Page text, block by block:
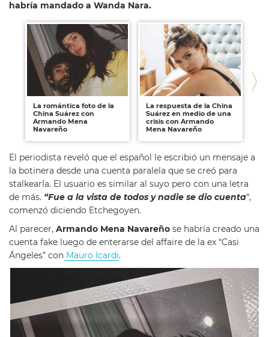
habría mandado a Wanda Nara.
La romántica foto de la
China Suárez con
Armando Mena
Navareño
La respuesta de la China
Suárez en medio de una
crisis con Armando
Mena Navareño
El periodista reveló que el español le escribió un mensaje a
la botinera desde una cuenta paralela que se creó para
stalkearla. El usuario es similar al suyo pero con una letra
de más. “Fue a la vista de todos y nadie se dio cuenta“,
comenzó diciendo Etchegoyen.
Al parecer, Armando Mena Navareño se habría creado una
cuenta fake luego de enterarse del affaire de la ex “Casi
Ángeles” con Mauro Icardi.